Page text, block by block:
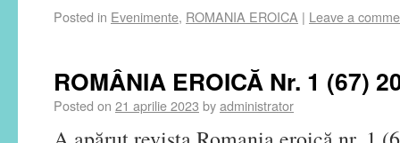
Posted in Evenimente, ROMANIA EROICA | Leave a
ROMÂNIA EROICĂ Nr. 1 (67)
Posted on 21 aprilie 2023 byadministrator